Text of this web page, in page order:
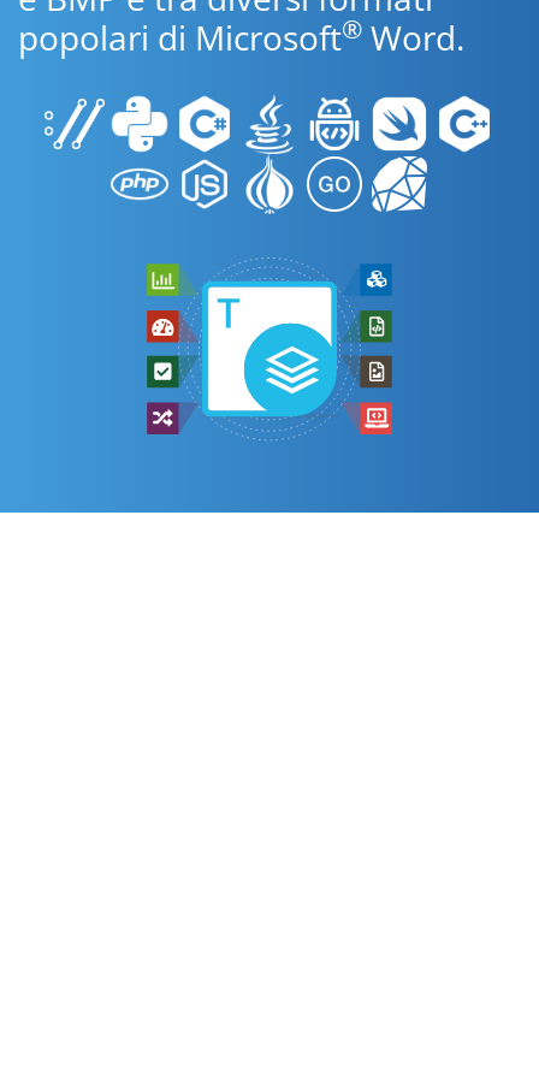
popolari di Microsoft® Word.